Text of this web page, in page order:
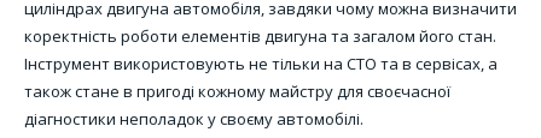
циліндрах двигуна автомобіля, завдяки чому можна визначити
коректність роботи елементів двигуна та загалом його стан.
Інструмент використовують не тільки на СТО та в сервісах, а
також стане в пригоді кожному майстру для своєчасної
діагностики неполадок у своєму автомобілі.